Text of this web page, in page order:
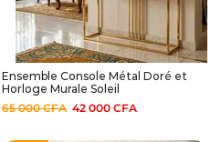
Ensemble Console Métal Doré et
Horloge Murale Soleil
65 000CFA 42 000 CFA